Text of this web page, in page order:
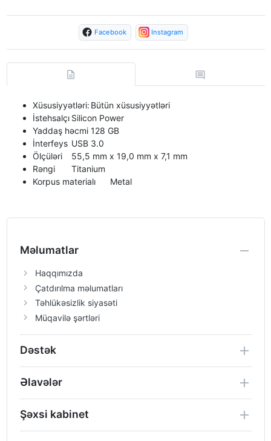
Facebook Instagram
Xüsusiyyətləri: Bütün xüsusiyyətləri
İstehsalçı Silicon Power
Yaddaş həcmi 128 GB
İnterfeys USB 3.0
Ölçüləri
55,5 mm x 19,0 mm x 7,1 mm
Rəngi
Titanium
Korpus materialı
Metal
Məlumatlar
Haqqımızda
Çatdırılma məlumatları
Təhlükəsizlik siyasəti
Müqavilə şərtləri
Dəstək
Əlavələr
Şəxsi kabinet